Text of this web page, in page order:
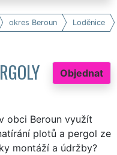
okres Beroun Loděnice
Objednat
obci Beroun využít
plotů a pergol ze
montáží a údržby?